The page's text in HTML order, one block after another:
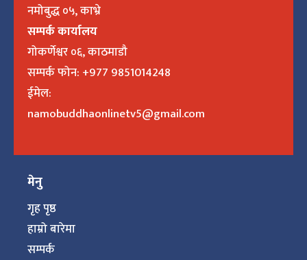
नमोबुद्ध ०५, काभ्रे
सम्पर्क कार्यालय
गोकर्णेश्वर ०६, काठमाडौ
सम्पर्क फोन: +977 9851014248
ईमेल:
namobuddhaonlinetv5@gmail.com
मेनु
गृह पृष्ठ
हाम्रो बारेमा
सम्पर्क